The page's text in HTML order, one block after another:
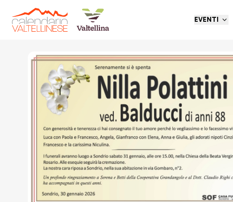
EVENTI
Torna indietro